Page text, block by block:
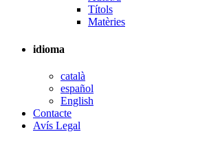
Títols
Matèries
idioma
català
español
English
Contacte
Avís Legal